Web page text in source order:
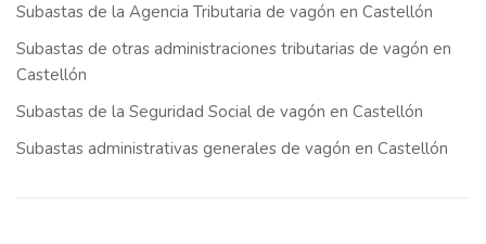
Subastas de la Agencia Tributaria de vagón en Castellón
Subastas de otras administraciones tributarias de vagón en
Castellón
Subastas de la Seguridad Social de vagón en Castellón
Subastas administrativas generales de vagón en Castellón